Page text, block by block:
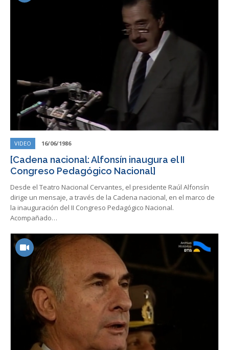
VIDEO 16/06/1986
[Cadena nacional: Alfonsín inaugura el II
Congreso Pedagógico Nacional]
Desde el Teatro Nacional Cervantes, el presidente Raúl Alfonsín
dirige un mensaje, a través de la Cadena nacional, en el marco de
la inauguración del II Congreso Pedagógico Nacional.
Acompañado…